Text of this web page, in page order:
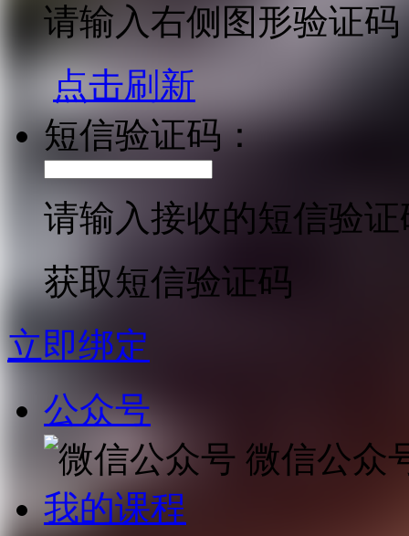
请输入右侧图形验证码
点击刷新
短信验证码：
请输入接收的短信验证
获取短信验证码
立即绑定
公众号
微信公众
我的课程